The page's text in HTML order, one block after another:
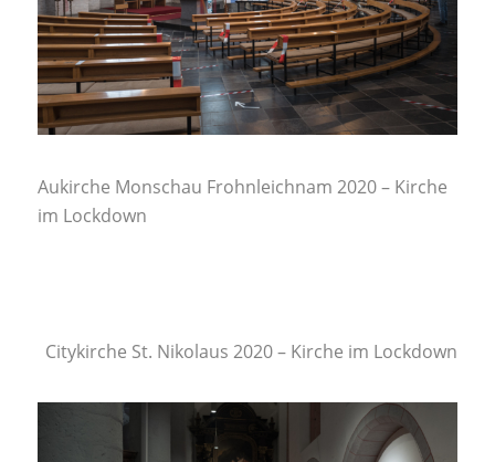
Aukirche Monschau Frohnleichnam 2020 – Kirche
im Lockdown
Citykirche St. Nikolaus 2020 – Kirche im Lockdown